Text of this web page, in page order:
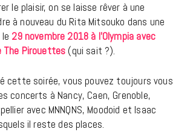
le plaisir, on se laisse rêver à une
à nouveau du Rita Mitsouko dans une
29 novembre 2018 à l’Olympia avec
The Pirouettes (qui sait ?).
cette soirée, vous pouvez toujours vous
concerts à Nancy, Caen, Grenoble,
avec MNNQNS, Moodoid et Isaac
il reste des places.